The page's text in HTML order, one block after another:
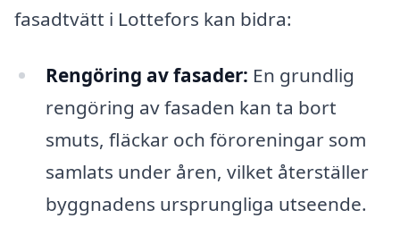
fasadtvätt i Lottefors kan bidra:
Rengöring av fasader: En grundlig
rengöring av fasaden kan ta bort
smuts, fläckar och föroreningar som
samlats under åren, vilket återställer
byggnadens ursprungliga utseende.